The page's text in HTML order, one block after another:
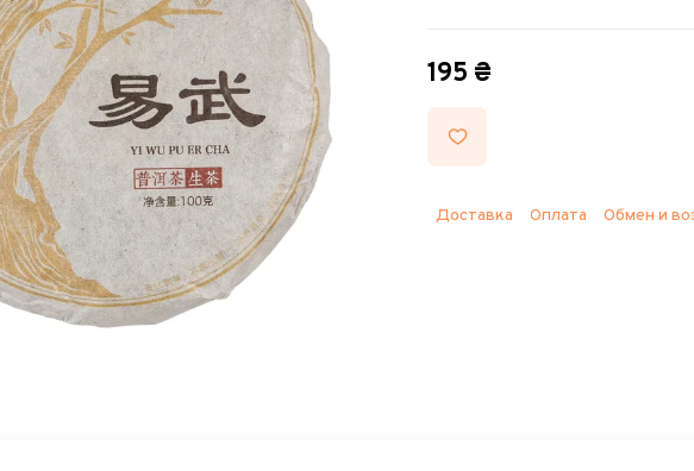
195 ₴
Доставка Оплата Обмен и